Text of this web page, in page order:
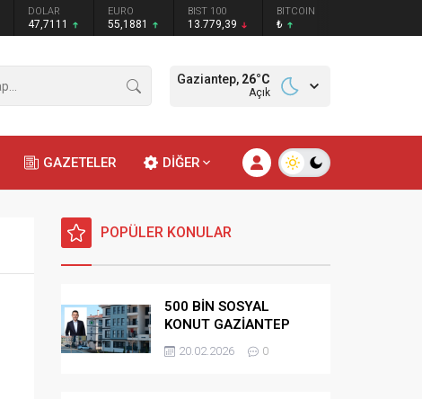
DOLAR
47,7111
EURO
55,1881
BIST 100
13.779,39
BITCOIN
₺
Gaziantep, 26°C
Açık
GAZETELER DİĞER
POPÜLER KONULAR
500 BİN SOSYAL
KONUT GAZİANTEP
HAK SAHİPLİĞİ
BELİRLEME KURASI-
20.02.2026 0